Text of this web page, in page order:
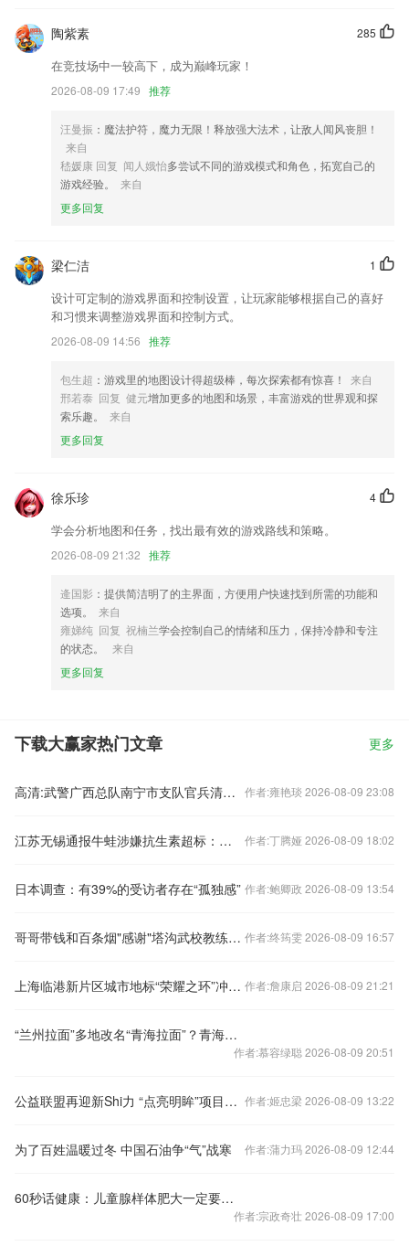
知识，点击推荐里的知识，打开知识详情，点击相关知识，闪退
优化了交互效果，用户体验更友好。
以上就是b体育官方网站的介绍，如果您喜欢这款软件，您可以到应用商
喂食记录支持直接选择食材营养剂，也可以选择从食谱导入
部分机型兼容性适配
首页增加了九格切图藏图，有模板！
行打分评论，说出您的使用经历，以帮助我们更好的对产品进行优化修
改。
285
陶紫素
在竞技场中一较高下，成为巅峰玩家！
2026-08-09 17:49 推荐
汪曼振 ：魔法护符，魔力无限！释放强大法术，让敌人闻风丧胆！
来自
嵇媛康 回复 闻人娥怡多尝试不同的游戏模式和角色，拓宽自己的
游戏经验。
来自
更多回复
1
梁仁洁
设计可定制的游戏界面和控制设置，让玩家能够根据自己的喜好
和习惯来调整游戏界面和控制方式。
2026-08-09 14:56 推荐
包生超 ：游戏里的地图设计得超级棒，每次探索都有惊喜！
来自
邢若泰 回复 健元增加更多的地图和场景，丰富游戏的世界观和探
索乐趣。
来自
更多回复
4
徐乐珍
学会分析地图和任务，找出最有效的游戏路线和策略。
2026-08-09 21:32 推荐
逄国影 ：提供简洁明了的主界面，方便用户快速找到所需的功能和
选项。
来自
雍娣纯 回复 祝楠兰学会控制自己的情绪和压力，保持冷静和专注
的状态。
来自
更多回复
下载大赢家热门文章 更多
高清:武警广西总队南宁市支队官兵清明祭奠英烈 作者:雍艳琰 2026-08-09 23:08
江苏无锡通报牛蛙涉嫌抗生素超标：快检结果为阴性 正深入调查 作者:丁腾娅 2026-08-09 18:02
日本调查：有39%的受访者存在“孤独感” 作者:鲍卿政 2026-08-09 13:54
哥哥带钱和百条烟"感谢"塔沟武校教练 得知弟弟受欺负 作者:终筠雯 2026-08-09 16:57
上海临港新片区城市地标“荣耀之环”冲刺收尾 作者:詹康启 2026-08-09 21:21
“兰州拉面”多地改名“青海拉面”？青海省拉面产业行业协会：青海人开的店自愿报名，不用交钱
作者:慕容绿聪 2026-08-09 20:51
公益联盟再迎新Shi力 “点亮明眸”项目为青少年打开“清晰视界” 年打开“清晰视界” 作者:姬忠梁 2026-08-09 13:22
为了百姓温暖过冬 中国石油争“气”战寒 作者:蒲力玛 2026-08-09 12:44
60秒话健康：儿童腺样体肥大一定要做手术吗？
作者:宗政奇壮 2026-08-09 17:00